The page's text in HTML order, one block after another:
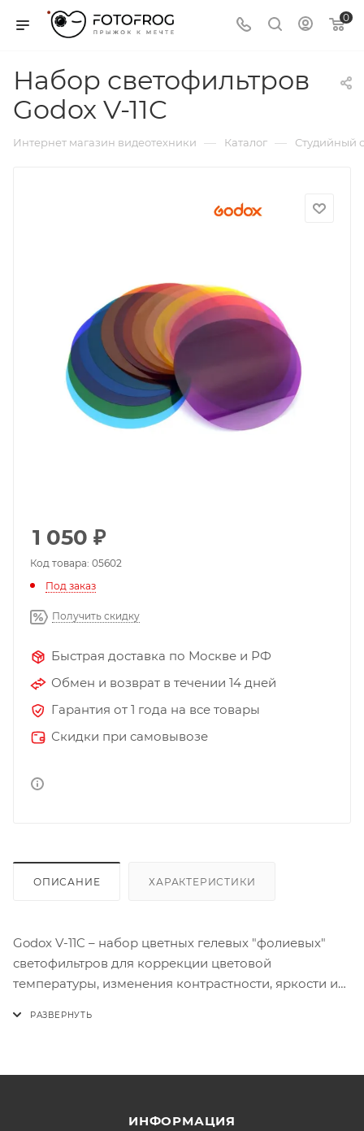
0
Набор светофильтров
Godox V-11C
Интернет магазин видеотехники — Каталог — Студийный
1 050 ₽
Код товара: 05602
Под заказ
Получить скидку
Быстрая доставка по Москве и РФ
Обмен и возврат в течении 14 дней
Гарантия от 1 года на все товары
Скидки при самовывозе
ОПИСАНИЕ ХАРАКТЕРИСТИКИ
Godox V-11C – набор цветных гелевых "фолиевых"
светофильтров для коррекции цветовой
температуры, изменения контрастности, яркости и
накамерными вспышками с адаптерами S-R1, AK-R1
ИНФОРМАЦИЯ